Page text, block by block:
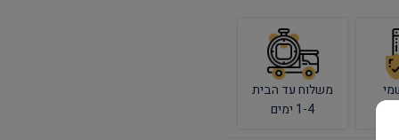
משלוח עד הבית
1-4 ימים